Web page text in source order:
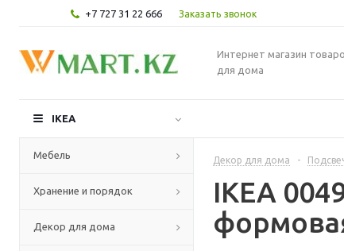
+7 727 31 22 666 Заказать звонок
Интернет магазин
для дома
IKEA
Мебель
Хранение и порядок
Декор для дома
Декор для дома -
IKEA